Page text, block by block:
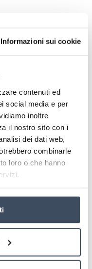
Informazioni sui cookie
contenuti ed
social media e per
inoltre
il nostro sito con i
dei dati web,
combinarle
loro o che hanno
nulla da
discreto e
in tutti i
da
a